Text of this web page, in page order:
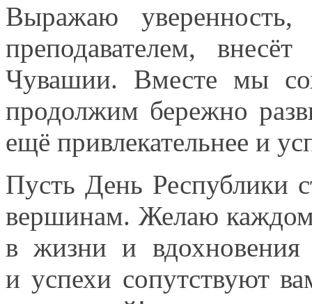
Выражаю
преподавателем,
Чувашии. Вместе мы
продолжим бережно
ещё привлекательнее и
Пусть День Республики
вершинам. Желаю
в жизни и вдохновения
и успехи сопутствуют